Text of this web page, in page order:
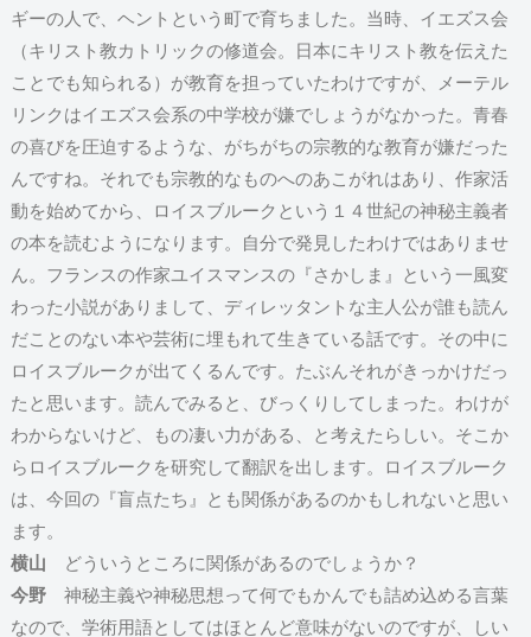
ギーの人で、ヘントという町で育ちました。当時、イエズス会
（キリスト教カトリックの修道会。日本にキリスト教を伝えた
ことでも知られる）が教育を担っていたわけですが、メーテル
リンクはイエズス会系の中学校が嫌でしょうがなかった。青春
の喜びを圧迫するような、がちがちの宗教的な教育が嫌だった
んですね。それでも宗教的なものへのあこがれはあり、作家活
動を始めてから、ロイスブルークという１４世紀の神秘主義者
の本を読むようになります。自分で発見したわけではありませ
ん。フランスの作家ユイスマンスの『さかしま』という一風変
わった小説がありまして、ディレッタントな主人公が誰も読ん
だことのない本や芸術に埋もれて生きている話です。その中に
ロイスブルークが出てくるんです。たぶんそれがきっかけだっ
たと思います。読んでみると、びっくりしてしまった。わけが
わからないけど、もの凄い力がある、と考えたらしい。そこか
らロイスブルークを研究して翻訳を出します。ロイスブルーク
は、今回の『盲点たち』とも関係があるのかもしれないと思い
ます。
横山 どういうところに関係があるのでしょうか？
今野神秘主義や神秘思想って何でもかんでも詰め込める言葉
なので、学術用語としてはほとんど意味がないのですが、しい